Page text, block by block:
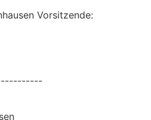
Vorsitzende: